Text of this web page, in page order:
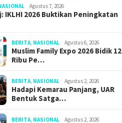
Agustus 7, 2026
IKLHI 2026 Buktikan Peningkatan
BERITA NASIONAL Agustus 6, 2026
Muslim Family Expo 2026 Bidik 12
Ribu Pe…
BERITA NASIONAL Agustus 2, 2026
Hadapi Kemarau Panjang, UAR
Bentuk Satga…
BERITA NASIONAL Agustus 2, 2026